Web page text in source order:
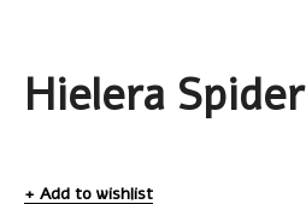
Hielera Spider
Add to wishlist